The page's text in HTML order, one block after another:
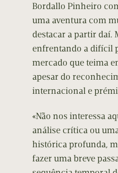
Bordallo Pinheiro
uma aventura com
destacar a partir daí.
enfrentando a difícil
mercado que teima
apesar do
internacional e
«Não nos interessa
análise crítica ou
histórica profunda,
fazer uma breve